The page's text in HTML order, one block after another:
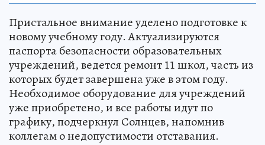
Пристальное внимание уделено подготовке к
новому учебному году. Актуализируются
паспорта безопасности образовательных
учреждений, ведется ремонт 11 школ, часть из
которых будет завершена уже в этом году.
Необходимое оборудование для учреждений
уже приобретено, и все работы идут по
графику, подчеркнул Солнцев, напомнив
коллегам о недопустимости отставания.